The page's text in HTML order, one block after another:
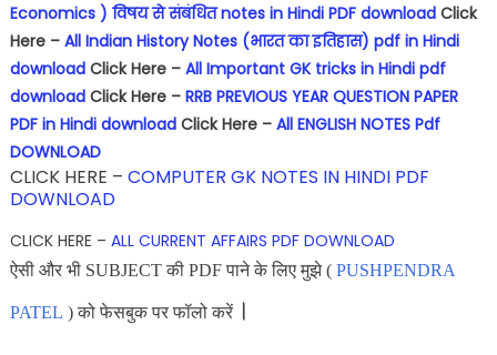
Economics ) विषय से संबंधित notes in Hindi PDF download Click
Here – All Indian History Notes (भारत का इतिहास) pdf in Hindi
download Click Here – All Important GK tricks in Hindi pdf
download Click Here – RRB PREVIOUS YEAR QUESTION PAPER
PDF in Hindi download Click Here – All ENGLISH NOTES Pdf
DOWNLOAD
CLICK HERE – COMPUTER GK NOTES IN HINDI PDF
DOWNLOAD
CLICK HERE – ALL CURRENT AFFAIRS PDF DOWNLOAD
ऐसी और भी SUBJECT की PDF पाने के लिए मुझे ( PUSHPENDRA
PATEL ) को फेसबुक पर फॉलो करें।